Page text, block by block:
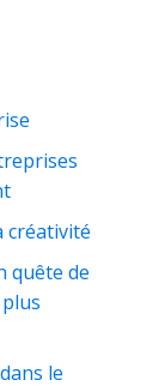
créativité
quête de
le